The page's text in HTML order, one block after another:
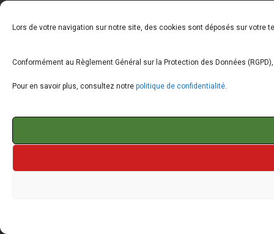
Lors de votre navigation sur notre site, des cookies sont déposés sur votre
Conformément au Règlement Général sur la Protection des Données
Pour en savoir plus, consultez notre politique de confidentialité.